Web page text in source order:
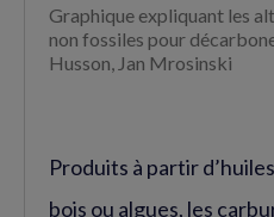
Graphique expliquant les
non fossiles pour
Husson, Jan Mrosinski
Produits à partir
bois ou algues, les